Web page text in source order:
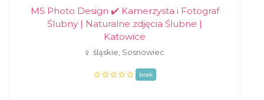
MS Photo Design ✔️ Kamerzysta i Fotograf
Ślubny | Naturalne zdjęcia Ślubne |
Katowice
śląskie, Sosnowiec
brak